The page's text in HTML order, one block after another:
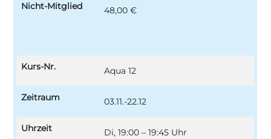
Nicht-Mitglied 48,00 €
Kurs-Nr. Aqua 12
Zeitraum 03.11.-22.12
Uhrzeit Di, 19:00 – 19:45 Uhr